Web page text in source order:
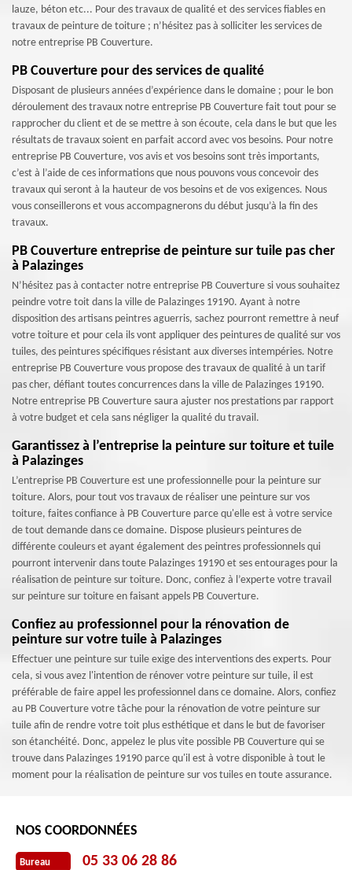
lauze, béton etc... Pour des travaux de qualité et des services fiables en
travaux de peinture de toiture ; n’hésitez pas à solliciter les services de
notre entreprise PB Couverture.
PB Couverture pour des services de qualité
Disposant de plusieurs années d’expérience dans le domaine ; pour le bon
déroulement des travaux notre entreprise PB Couverture fait tout pour se
rapprocher du client et de se mettre à son écoute, cela dans le but que les
résultats de travaux soient en parfait accord avec vos besoins. Pour notre
entreprise PB Couverture, vos avis et vos besoins sont très importants,
c’est à l’aide de ces informations que nous pouvons vous concevoir des
travaux qui seront à la hauteur de vos besoins et de vos exigences. Nous
vous conseillerons et vous accompagnerons du début jusqu’à la fin des
travaux.
PB Couverture entreprise de peinture sur tuile pas cher
à Palazinges
N’hésitez pas à contacter notre entreprise PB Couverture si vous souhaitez
peindre votre toit dans la ville de Palazinges 19190. Ayant à notre
disposition des artisans peintres aguerris, sachez pourront remettre à neuf
votre toiture et pour cela ils vont appliquer des peintures de qualité sur vos
tuiles, des peintures spécifiques résistant aux diverses intempéries. Notre
entreprise PB Couverture vous propose des travaux de qualité à un tarif
pas cher, défiant toutes concurrences dans la ville de Palazinges 19190.
Notre entreprise PB Couverture saura ajuster nos prestations par rapport
à votre budget et cela sans négliger la qualité du travail.
Garantissez à l’entreprise la peinture sur toiture et tuile
à Palazinges
L’entreprise PB Couverture est une professionnelle pour la peinture sur
toiture. Alors, pour tout vos travaux de réaliser une peinture sur vos
toiture, faites confiance à PB Couverture parce qu'elle est à votre service
de tout demande dans ce domaine. Dispose plusieurs peintures de
différente couleurs et ayant également des peintres professionnels qui
pourront intervenir dans toute Palazinges 19190 et ses entourages pour la
réalisation de peinture sur toiture. Donc, confiez à l’experte votre travail
sur peinture sur toiture en faisant appels PB Couverture.
Confiez au professionnel pour la rénovation de
peinture sur votre tuile à Palazinges
Effectuer une peinture sur tuile exige des interventions des experts. Pour
cela, si vous avez l'intention de rénover votre peinture sur tuile, il est
préférable de faire appel les professionnel dans ce domaine. Alors, confiez
au PB Couverture votre tâche pour la rénovation de votre peinture sur
tuile afin de rendre votre toit plus esthétique et dans le but de favoriser
son étanchéité. Donc, appelez le plus vite possible PB Couverture qui se
trouve dans Palazinges 19190 parce qu'il est à votre disponible à tout le
moment pour la réalisation de peinture sur vos tuiles en toute assurance.
NOS COORDONNÉES
Bureau 05 33 06 28 86